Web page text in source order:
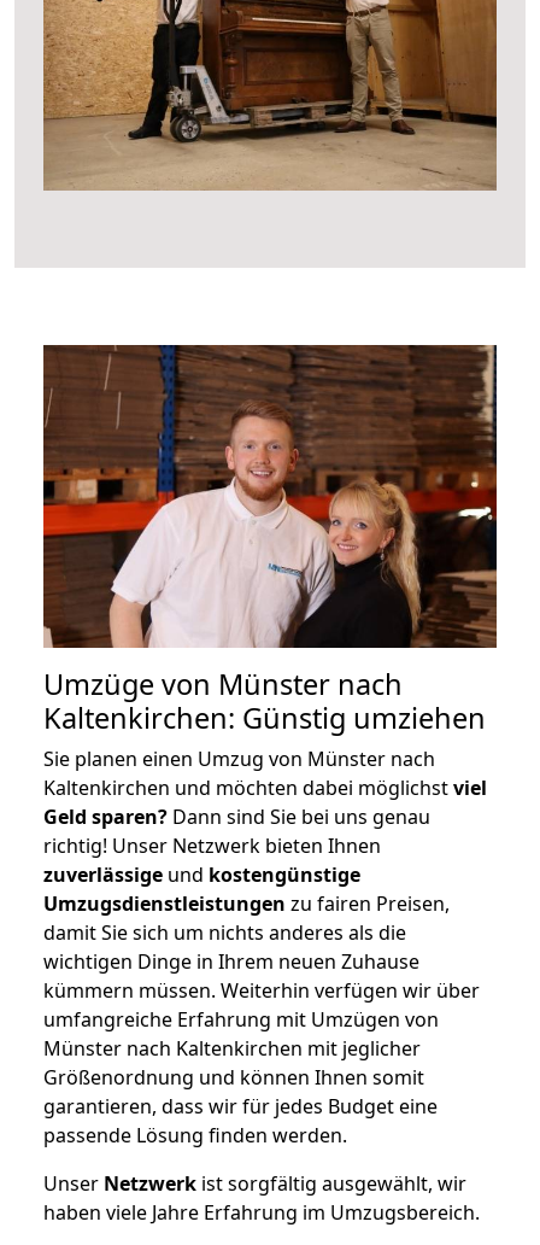
Umzüge von Münster nach
Kaltenkirchen: Günstig umziehen
Sie planen einen Umzug von Münster nach
Kaltenkirchen und möchten dabei möglichstviel
Geld sparen? Dann sind Sie bei uns genau
richtig! Unser Netzwerk bieten Ihnen
zuverlässige und kostengünstige
Umzugsdienstleistungen zu fairen Preisen,
damit Sie sich um nichts anderes als die
wichtigen Dinge in Ihrem neuen Zuhause
kümmern müssen. Weiterhin verfügen wir über
umfangreiche Erfahrung mit Umzügen von
Münster nach Kaltenkirchen mit jeglicher
Größenordnung und können Ihnen somit
garantieren, dass wir für jedes Budget eine
passende Lösung finden werden.
Unser Netzwerk ist sorgfältig ausgewählt, wir
haben viele Jahre Erfahrung im Umzugsbereich.